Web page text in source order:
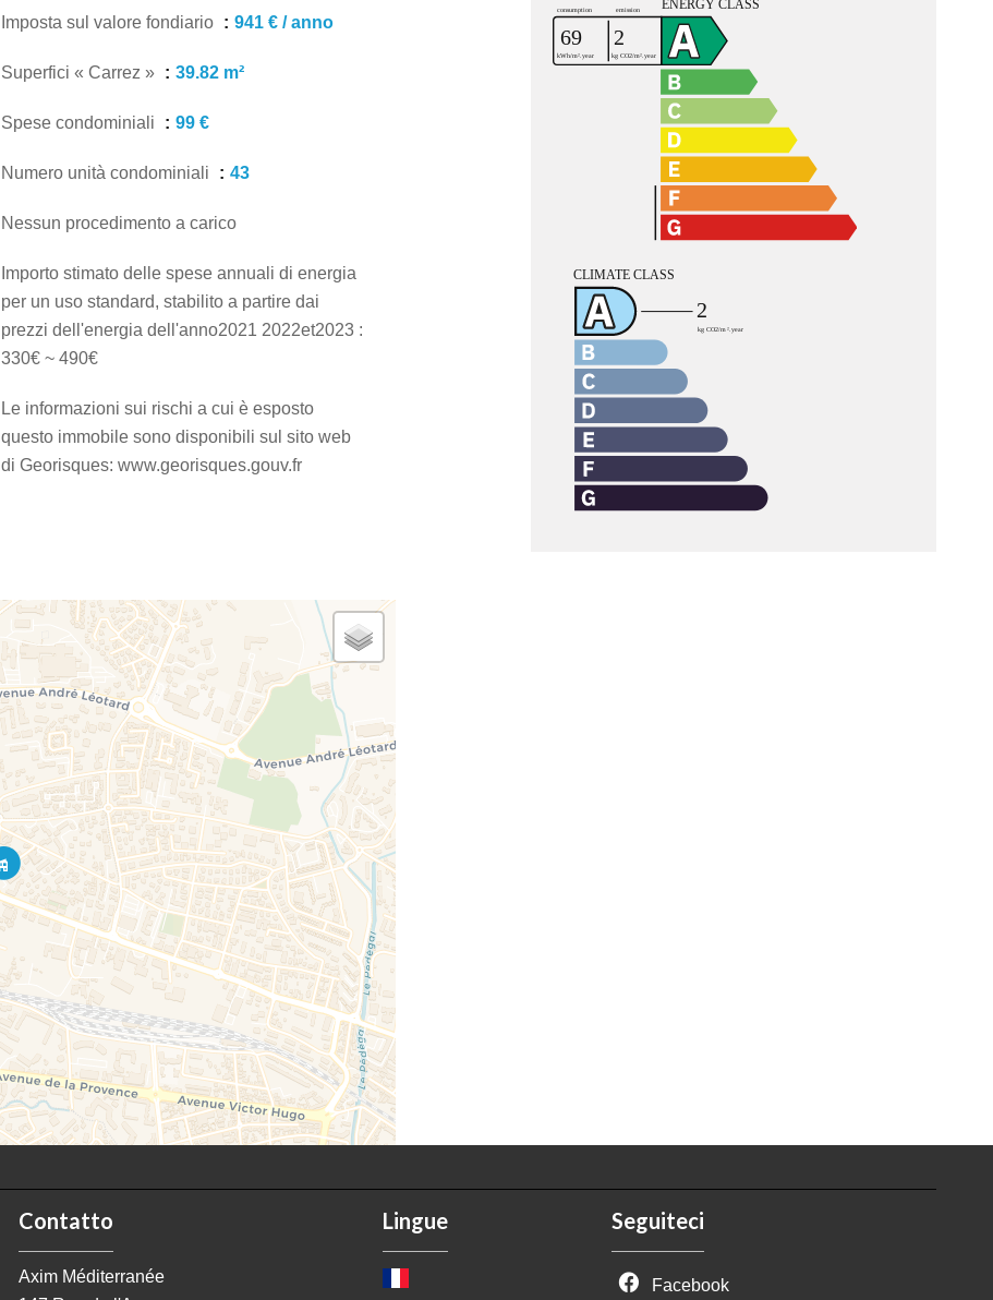
Imposta sul valore fondiario 941 € / anno
Superfici « Carrez » 39.82 m²
Spese condominiali 99 €
Numero unità condominiali 43
Nessun procedimento a carico
Importo stimato delle spese annuali di energia
per un uso standard, stabilito a partire dai
prezzi dell'energia dell'anno2021 2022et2023 :
330€ ~ 490€
Le informazioni sui rischi a cui è esposto
questo immobile sono disponibili sul sito web
di Georisques: www.georisques.gouv.fr
Contatto
Axim Méditerranée
Lingue Seguiteci
Facebook